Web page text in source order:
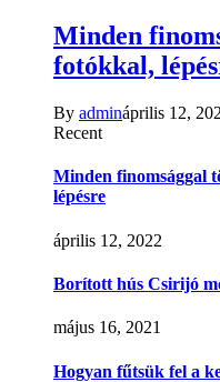
Minden
fotókkal,
By admináprilis 12,
Recent
Minden finomsággal
lépésre
április 12, 2022
Borított hús Csirijó
május 16, 2021
Hogyan fűtsük fel a